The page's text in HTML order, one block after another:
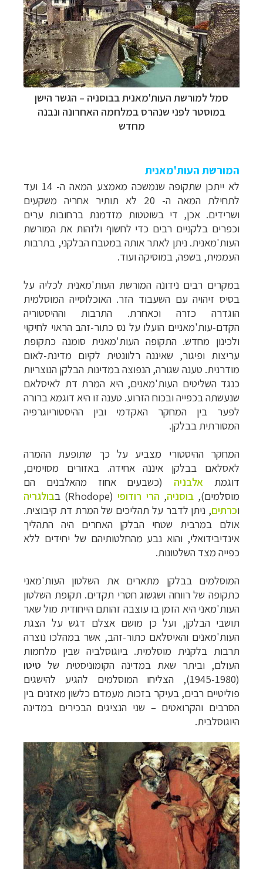
סמל למורשת העות'מאנית בבוסניה – הגשר הישן
במוסטר לפני שנהרס במלחמה האחרונה ונבנה
מחדש
המורשת העות'מאנית
לא ייתכן שתקופה שנמשכה מאמצע המאה ה- 14 ועד
לתחילת המאה ה- 20 לא תותיר אחריה משקעים
ושרידים. אכן, די בשוטטות מזדמנת ברחובות ערים
וכפרים בלקניים רבים כדי לחשוף ולזהות את המורשת
העות'מאנית. ניתן לאתר אותה במטבח הבלקני, בתרבות
העממית, בשפה, במוסיקה ועוד.
במקרים רבים נידונה המורשת העות'מאנית לכליה על
בסיס זיהויה עם השעבוד הזר. האוכלוסייה המוסלמית
הוגדרה כזרה וכאחרת. התרבות וההיסטוריה
הקדם-עות'מאניים הועלו על נס כתור-זהב הראוי לחיקוי
ולכינון מחדש. התקופה העות'מאנית סומנה כתקופת
עריצות ופיגור, שאיננה רלוונטית לקיום מדינת-לאום
מודרנית. טענה שגורה, הנפוצה במדינות הבלקן הנוצריות
כנגד השליטים העות'מאנים, היא המרת דת לאיסלאם
שנעשתה בכפייה ובכוח הזרוע. טענה זו היא דוגמא ברורה
לפער בין המחקר האקדמי ובין ההיסטוריוגרפיה
המסורתית בבלקן.
המחקר ההיסטורי מצביע על כך שתופעת ההמרה
לאסלאם בבלקן איננה אחידה. באזורים מסוימים,
דוגמת
אלבניה (כשבעים אחוז מהאלבנים הם
מוסלמים),בוסניה, הרי רודופי(
Rhodope) בבולגריה
וכרתים, ניתן לדבר על תהליכים של המרת דת קיבוצית.
אולם במרבית שטחי הבלקן האחרים היה התהליך
אינדיבידואלי, והוא נבע מהחלטותיהם של יחידים ללא
כפייה מצד השלטונות.
המוסלמים בבלקן מתארים את השלטון העות'מאני
כתקופה של רווחה ושגשוג חסרי תקדים. תקופת השלטון
העות'מאני היא הזמן בו עוצבה זהותם הייחודית מול שאר
תושבי הבלקן, ועל כן מושם אצלם דגש על הצגת
העות'מאנים והאיסלאם כתור-זהב, אשר במהלכו נוצרה
תרבות בלקנית מוסלמית.ביוגוסלביה שבין מלחמות
העולם, וביתר שאת במדינה הקומוניסטית של טיטו
(1945-1980), הצליחו המוסלמים להגיע להישגים
פוליטיים רבים, בעיקר בזכות מעמדם כלשון מאזנים בין
הסרבים והקרואטים– שני הנציגים הבכירים במדינה
היוגוסלבית.
קרוזים והפלגות נופש
»
תכנון טיולים לאמריקה הצפונית לחצו לרשימת
היעדים »